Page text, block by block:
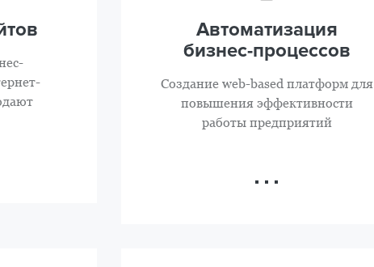
Автоматизация
бизнес-процессов
Создание web-based платформ для
повышения эффективности
работы предприятий